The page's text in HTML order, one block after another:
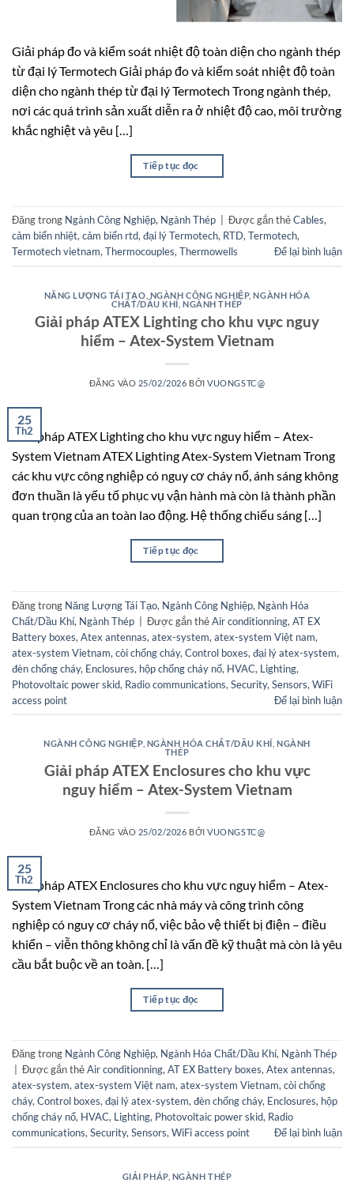
Giải pháp đo và kiểm soát nhiệt độ toàn diện cho ngành thép
từ đại lý Termotech Giải pháp đo và kiểm soát nhiệt độ toàn
diện cho ngành thép từ đại lý Termotech Trong ngành thép,
nơi các quá trình sản xuất diễn ra ở nhiệt độ cao, môi trường
khắc nghiệt và yêu […]
Tiếp tục đọc
Đăng trong Ngành Công Nghiệp, Ngành Thép Được gắn thẻCables,
cảm biến nhiệt, cảm biến rtd, đại lý Termotech, RTD, Termotech,
Termotech vietnam, Thermocouples, Thermowells Để lại bình luận
NĂNG LƯỢNG TÁI TẠO NGÀNH CÔNG NGHIỆP,NGÀNH HÓA
CHẤT/DẦU KHÍ ,NGÀNH THÉP
Giải pháp ATEX Lighting cho khu vực nguy
hiểm – Atex-System Vietnam
ĐĂNG VÀO 25/02/2026 BỞIVUONGSTC@
25
Th2
Giải pháp ATEX Lighting cho khu vực nguy hiểm – Atex-
System Vietnam ATEX Lighting Atex-System Vietnam Trong
các khu vực công nghiệp có nguy cơ cháy nổ, ánh sáng không
đơn thuần là yếu tố phục vụ vận hành mà còn là thành phần
quan trọng của an toàn lao động. Hệ thống chiếu sáng […]
Tiếp tục đọc
Đăng trong Năng Lượng Tái Tạo, Ngành Công Nghiệp, Ngành Hóa
Chất/Dầu Khí, Ngành Thép Được gắn thẻAir conditionning, AT EX
Battery boxes, Atex antennas, atex-system, atex-system Việt nam,
atex-system Vietnam, còi chống cháy, Control boxes, đại lý atex-system,
đèn chống cháy, Enclosures, hộp chống cháy nổ, HVAC, Lighting,
Photovoltaic power skid, Radio communications, Security, Sensors, WiFi
access point
Để lại bình luận
NGÀNH CÔNG NGHIỆP, NGÀNH HÓA CHẤT/DẦU KHÍ ,NGÀNH
THÉP
Giải pháp ATEX Enclosures cho khu vực
nguy hiểm – Atex-System Vietnam
ĐĂNG VÀO 25/02/2026 BỞIVUONGSTC@
25
Th2
Giải pháp ATEX Enclosures cho khu vực nguy hiểm – Atex-
System Vietnam Trong các nhà máy và công trình công
nghiệp có nguy cơ cháy nổ, việc bảo vệ thiết bị điện – điều
khiển – viễn thông không chỉ là vấn đề kỹ thuật mà còn là yêu
cầu bắt buộc về an toàn. […]
Tiếp tục đọc
Đăng trong Ngành Công Nghiệp, Ngành Hóa Chất/Dầu Khí, Ngành Thép
Được gắn thẻAir conditionning,AT EX Battery boxes,Atex antennas,
atex-system,atex-system Việt nam,atex-system Vietnam,còi chống
cháy,Control boxes,đại lý atex-system,đèn chống cháy, Enclosures, hộp
chống cháy nổ, HVAC, Lighting, Photovoltaic power skid, Radio
communications,Security,Sensors,WiFi access point Để lại bình luận
GIẢI PHÁP, NGÀNH THÉP